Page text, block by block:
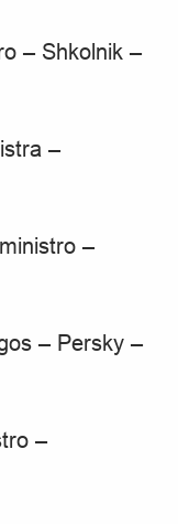
– Shkolnik –
–
–
– Persky –
–